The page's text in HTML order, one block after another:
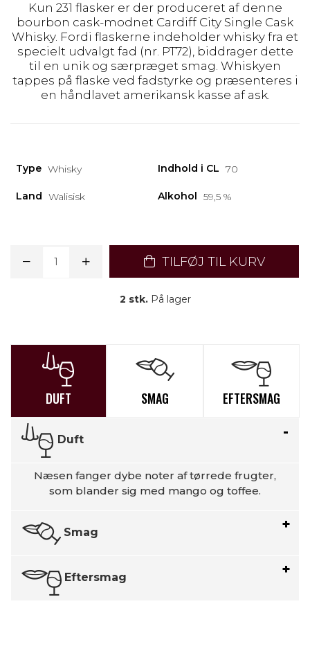
Kun 231 flasker er der produceret af denne
bourbon cask-modnet Cardiff City Single Cask
Whisky. Fordi flaskerne indeholder whisky fra et
specielt udvalgt fad (nr. PT72), biddrager dette
til en unik og særpræget smag. Whiskyen
tappes på flaske ved fadstyrke og præsenteres i
en håndlavet amerikansk kasse af ask.
Type Whisky Indhold i CL 70
Land Walisisk Alkohol 59,5 %
TILFØJ TIL KURV
2 stk.På lager
DUFT SMAG EFTERSMAG
Duft
Næsen fanger dybe noter af tørrede frugter,
som blander sig med mango og toffee.
Smag
Eftersmag